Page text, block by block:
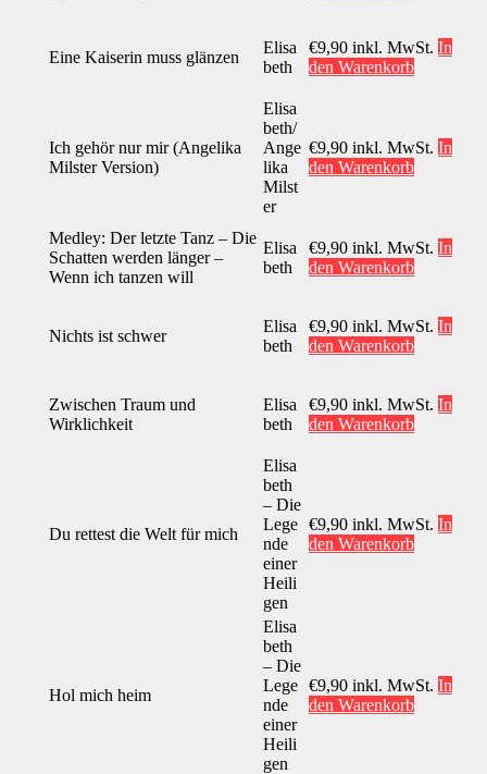
Eine Kaiserin muss glänzen
Elisa
beth
€9,90 inkl. MwSt. In
den Warenkorb
Ich gehör nur mir (Angelika
Milster Version)
Elisa
beth/
Ange
lika
Milst
er
€9,90 inkl. MwSt. In
den Warenkorb
Medley: Der letzte Tanz – Die
Schatten werden länger –
Wenn ich tanzen will
Elisa
beth
€9,90 inkl. MwSt. In
den Warenkorb
Nichts ist schwer
Elisa
beth
€9,90 inkl. MwSt. In
den Warenkorb
Zwischen Traum und
Wirklichkeit
Elisa
beth
€9,90 inkl. MwSt. In
den Warenkorb
Du rettest die Welt für mich
Elisa
beth
– Die
Lege
nde
einer
Heili
gen
€9,90 inkl. MwSt. In
den Warenkorb
Hol mich heim
Elisa
beth
– Die
Lege
nde
einer
Heili
gen
€9,90 inkl. MwSt. In
den Warenkorb